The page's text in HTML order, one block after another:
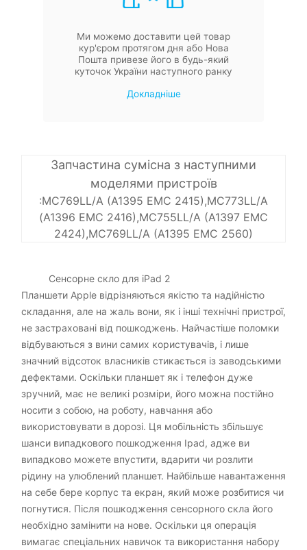
Ми можемо доставити цей товар
кур'єром протягом дня або Нова
Пошта привезе його в будь-який
куточок України наступного ранку
Докладніше
Запчастина сумісна з наступними
моделями пристроїв
:MC769LL/A (A1395 EMC 2415),MC773LL/A
(A1396 EMC 2416),MC755LL/A (A1397 EMC
2424),MC769LL/A (A1395 EMC 2560)
Сенсорне скло для iPad 2
Планшети Apple відрізняються якістю та надійністю
складання, але на жаль вони, як і інші технічні пристрої,
не застраховані від пошкоджень. Найчастіше поломки
відбуваються з вини самих користувачів, і лише
значний відсоток власників стикається із заводськими
дефектами. Оскільки планшет як і телефон дуже
зручний, має не великі розміри, його можна постійно
носити з собою, на роботу, навчання або
використовувати в дорозі. Ця мобільність збільшує
шанси випадкового пошкодження Ipad, адже ви
випадково можете впустити, вдарити чи розлити
рідину на улюблений планшет. Найбільше навантаження
на себе бере корпус та екран, який може розбитися чи
погнутися. Після пошкодження сенсорного скла його
необхідно замінити на нове. Оскільки ця операція
вимагає спеціальних навичок та використання набору